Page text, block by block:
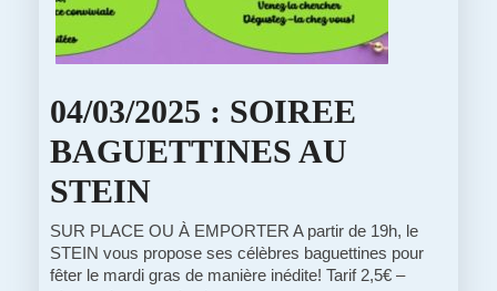
04/03/2025 : SOIREE
BAGUETTINES AU
STEIN04/03/2025
:
SOIREE
SUR PLACE OU À EMPORTER A partir de 19h, le
STEIN vous propose ses célèbres baguettines pour
fêter le mardi gras de manière inédite! Tarif 2,5€ –